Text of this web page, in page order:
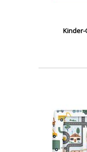
Kinder-